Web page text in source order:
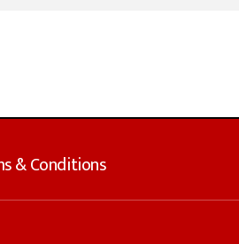
& Conditions